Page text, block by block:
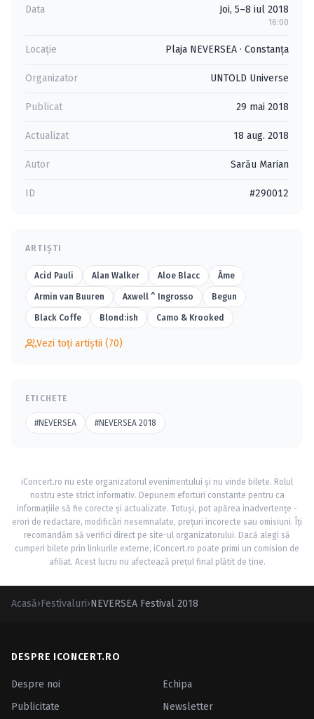
Data Joi, 5–8 iul 2018
16:00
Locație Plaja NEVERSEA · Constanţa
Organizator UNTOLD Universe
Publicat 29 mai 2018
Actualizat 18 aug. 2018
Autor Sarău Marian
ID #290012
ARTIȘTI
Acid Pauli Alan Walker Aloe Blacc Âme
Armin van Buuren Axwell ^ Ingrosso Begun
Black Coffe Blond:ish Camo & Krooked
Vezi toți artiștii (70)
ETICHETE
#NEVERSEA #NEVERSEA 2018
iConcert.ro nu este organizatorul evenimentului și nu vinde bilete. Rolul
nostru este strict informativ. Depunem eforturi constante pentru ca
informațiile să fie corecte și actualizate. Totuși, pot apărea inadvertențe -
erori de redactare, modificări nesemnalate, prețuri incorecte sau omisiuni. Îți
recomandăm să verifici direct pe site-ul organizatorului. Dacă alegi să
cumperi bilete prin linkurile externe, iConcert.ro poate primi un comision de
afiliat. Acest lucru nu afectează prețul final plătit de tine.
Acasă›Festivaluri›NEVERSEA Festival 2018
DESPRE ICONCERT.RO
Despre noi
Echipa
Publicitate
Newsletter